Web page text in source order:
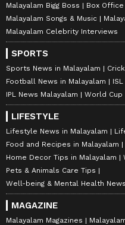
Malayalam Bigg Boss
Box
Malayalam Songs & Music
Malayalam Celebrity Interviews
SPORTS
Sports News in Malayalam
Football News in Malayalam
IPL News Malayalam
World Cup
LIFESTYLE
Lifestyle News in Malayalam
Food and Recipes in Malayalam
Home Decor Tips in Malayalam
Pets & Animals Care Tips
Well-being & Mental Health
MAGAZINE
Malayalam Magazines